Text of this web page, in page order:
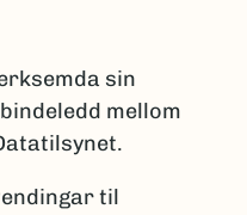
sin
mellom
til